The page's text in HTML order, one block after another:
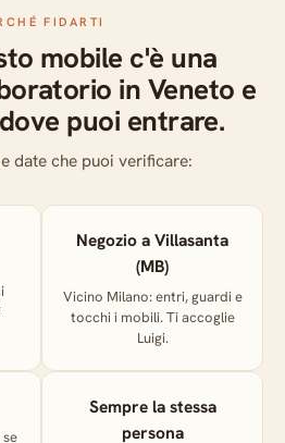
FIDARTI
mobile c'è una
in Veneto e
puoi entrare.
date che puoi verificare:
Negozio a Villasanta
(MB)
Vicino Milano: entri, guardi e
tocchi i mobili. Ti accoglie
Luigi.
Sempre la stessa
persona